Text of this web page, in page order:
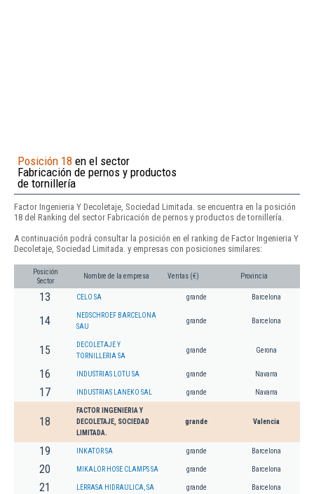
Posición 18 en el sector
Fabricación de pernos y productos
de tornillería
Factor Ingenieria Y Decoletaje, Sociedad Limitada. se encuentra en la posición
18 del Ranking del sector Fabricación de pernos y productos de tornillería.
A continuación podrá consultar la posición en el ranking de Factor Ingenieria Y
Decoletaje, Sociedad Limitada. y empresas con posiciones similares:
Posición
Sector
Nombre de la empresa Ventas (€) Provincia
13 CELO SA grande Barcelona
14
NEDSCHROEF BARCELONA
SAU
grande Barcelona
15
DECOLETAJE Y
TORNILLERIA SA
grande Gerona
16 INDUSTRIAS LOTU SA grande Navarra
17 INDUSTRIAS LANEKO SAL grande Navarra
18
FACTOR INGENIERIA Y
DECOLETAJE, SOCIEDAD
LIMITADA.
grande Valencia
19 INKATOR SA grande Barcelona
20 MIKALOR HOSE CLAMPS SA grande Barcelona
21 LERRASA HIDRAULICA, SA grande Barcelona